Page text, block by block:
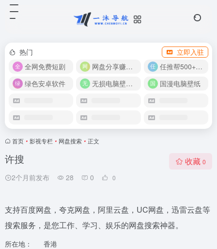
热门
立即入驻
全网免费短剧
网盘分享赚奖金！
任推帮500+推广项目！
绿色安卓软件
无损电脑壁纸合集 国漫电脑壁纸
首页 • 影视专栏 • 网盘搜索 • 正文
许搜
2个月前发布 28 0 0
收藏 0
支持百度网盘，夸克网盘，阿里云盘，UC网盘，迅雷云盘等
搜索服务，是您工作、学习、娱乐的网盘搜索神器。
所在地：
香港